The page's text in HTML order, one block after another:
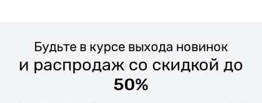
Будьте в курсе выхода новинок
и распродаж со скидкой до
50%